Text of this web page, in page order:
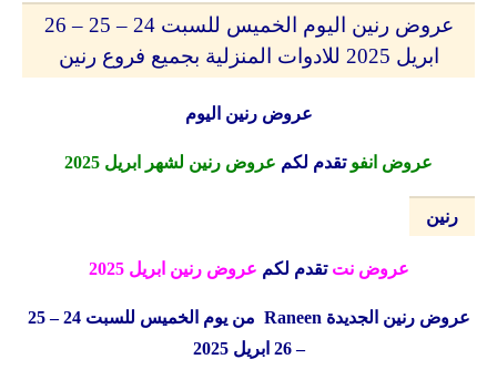
عروض رنين اليوم الخميس للسبت 24 – 25 – 26
ابريل 2025 للادوات المنزلية بجميع فروع رنين
عروض رنين اليوم
عروض انفو تقدم لكم عروض رنين لشهر ابريل 2025
رنين
عروض نت تقدم لكم عروض رنين ابريل 2025
عروض رنين الجديدة Raneen
من يوم الخميس للسبت 24 – 25
– 26 ابريل 2025